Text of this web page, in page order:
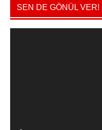
SEN DE GÖNÜL VER!
Video